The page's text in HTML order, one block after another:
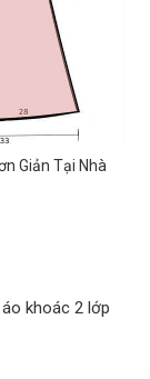
Giản Tại Nhà
khoác 2 lớp